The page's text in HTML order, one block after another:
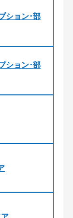
ション･部
ション･部